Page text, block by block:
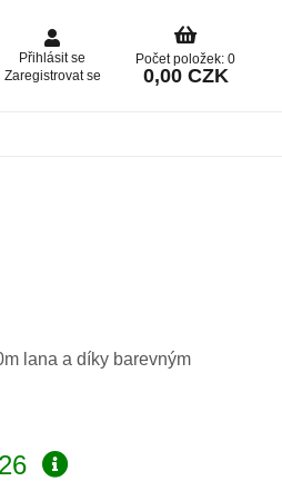
Přihlásit se
Zaregistrovat se
Počet položek: 0
0,00 CZK
lana a díky barevným